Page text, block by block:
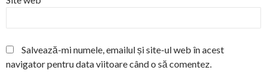
Salvează-mi numele, emailul și site-ul web în acest
navigator pentru data viitoare când o să comentez.